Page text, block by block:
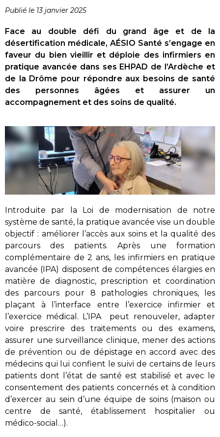
Publié le 13 janvier 2025
Face au double défi du grand âge et de la
désertification médicale, AÉSIO Santé s’engage en
faveur du bien vieillir et déploie des infirmiers en
pratique avancée dans ses EHPAD de l’Ardèche et
de la Drôme pour répondre aux besoins de santé
des personnes âgées et assurer un
accompagnement et des soins de qualité.
Introduite par la Loi de modernisation de notre
système de santé, la pratique avancée vise un double
objectif : améliorer l’accès aux soins et la qualité des
parcours des patients. Après une formation
complémentaire de 2 ans, les infirmiers en pratique
avancée (IPA) disposent de compétences élargies en
matière de diagnostic, prescription et coordination
des parcours pour 8 pathologies chroniques, les
plaçant à l’interface entre l’exercice infirmier et
l’exercice médical. L’IPA peut renouveler, adapter
voire prescrire des traitements ou des examens,
assurer une surveillance clinique, mener des actions
de prévention ou de dépistage en accord avec des
médecins qui lui confient le suivi de certains de leurs
patients dont l’état de santé est stabilisé et avec le
consentement des patients concernés et à condition
d’exercer au sein d’une équipe de soins (maison ou
centre de santé, établissement hospitalier ou
médico-social…).